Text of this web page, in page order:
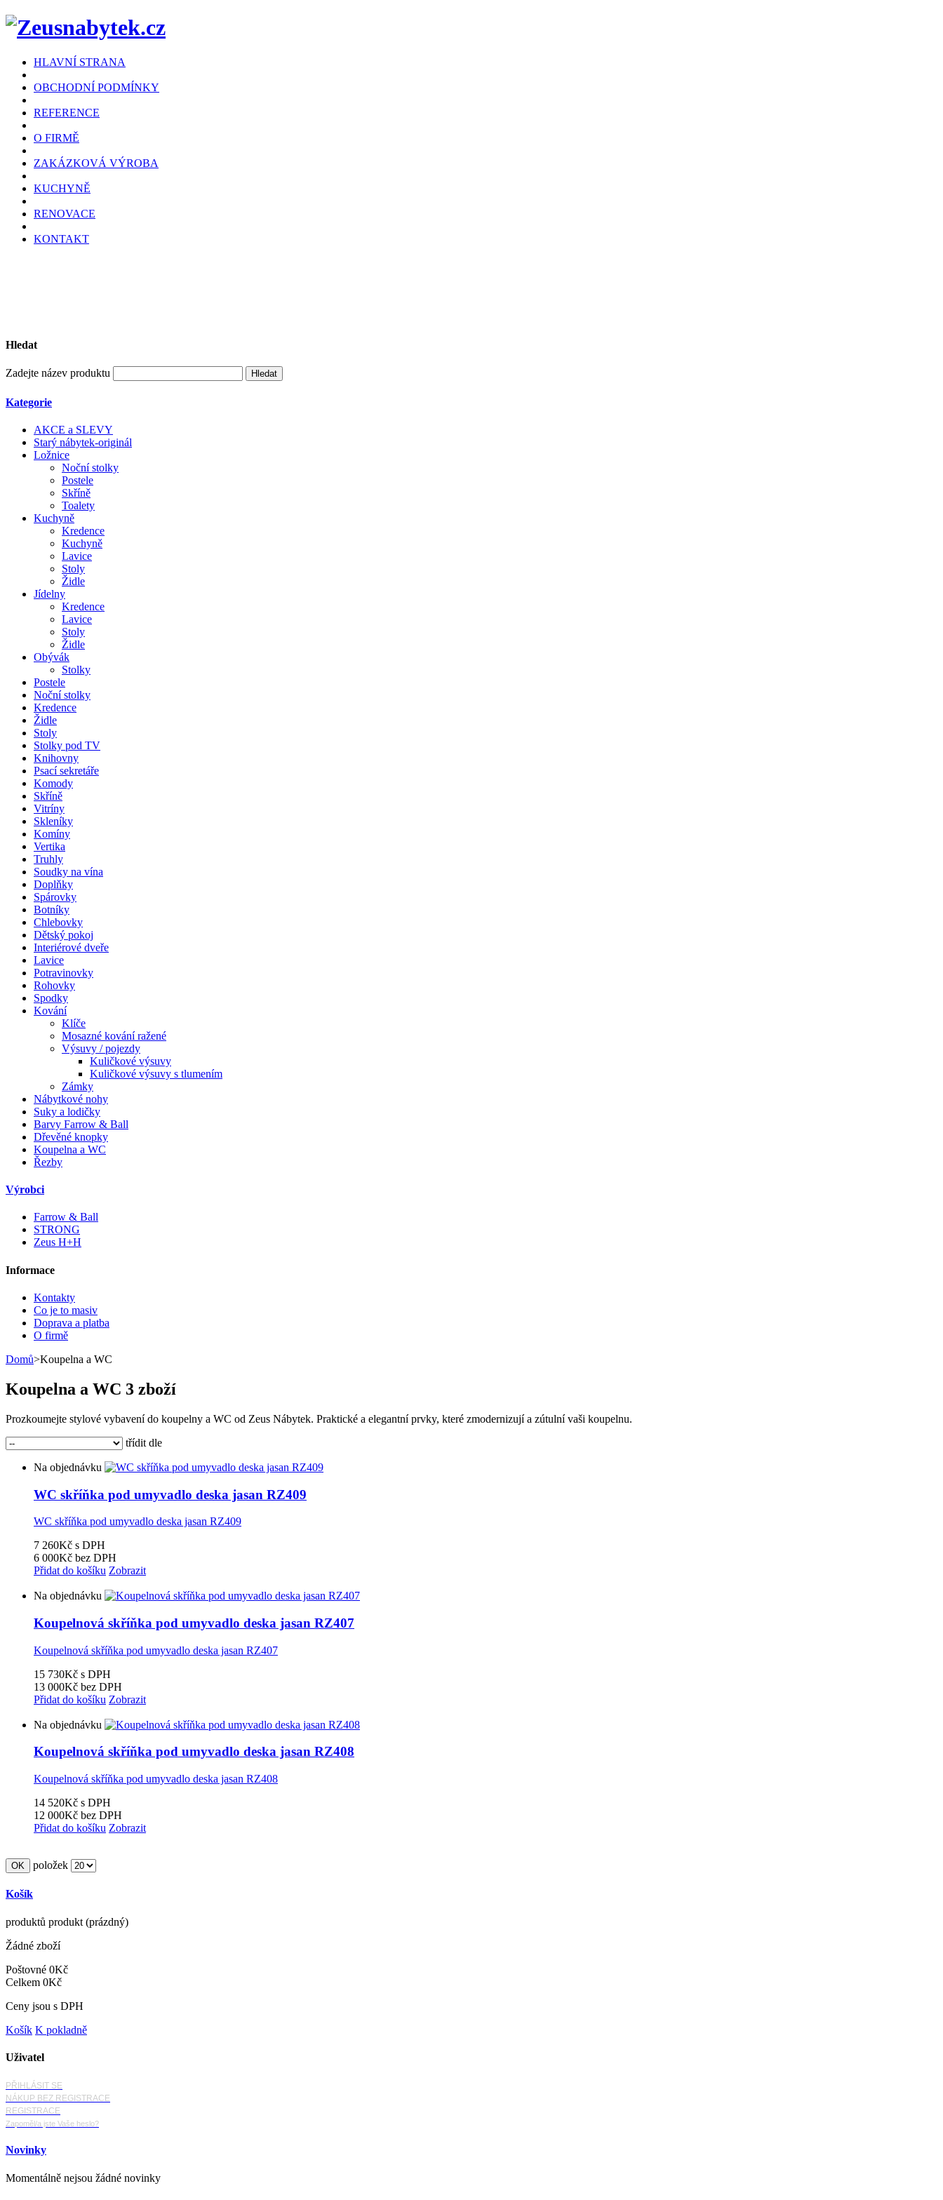
HLAVNÍ STRANA
OBCHODNÍ PODMÍNKY
REFERENCE
O FIRMĚ
ZAKÁZKOVÁ VÝROBA
KUCHYNĚ
RENOVACE
KONTAKT
Hledat
Zadejte název produktu
Kategorie
AKCE a SLEVY
Starý nábytek-originál
Ložnice
Noční stolky
Postele
Skříně
Toalety
Kuchyně
Kredence
Kuchyně
Lavice
Stoly
Židle
Jídelny
Kredence
Lavice
Stoly
Židle
Obývák
Stolky
Postele
Noční stolky
Kredence
Židle
Stoly
Stolky pod TV
Knihovny
Psací sekretáře
Komody
Skříně
Vitríny
Skleníky
Komíny
Vertika
Truhly
Soudky na vína
Doplňky
Spárovky
Botníky
Chlebovky
Dětský pokoj
Interiérové dveře
Lavice
Potravinovky
Rohovky
Spodky
Kování
Klíče
Mosazné kování ražené
Výsuvy / pojezdy
Kuličkové výsuvy
Kuličkové výsuvy s tlumením
Zámky
Nábytkové nohy
Suky a lodičky
Barvy Farrow & Ball
Dřevěné knopky
Koupelna a WC
Řezby
Výrobci
Farrow & Ball
STRONG
Zeus H+H
Informace
Kontakty
Co je to masiv
Doprava a platba
O firmě
Domů>Koupelna a WC
Koupelna a WC 3 zboží
Prozkoumejte stylové vybavení do koupelny a WC od Zeus Nábytek. Praktické a elegantní prvky, které zmodernizují a zútulní vaši koupelnu.
třídit dle
Na objednávku
WC skříňka pod umyvadlo deska jasan RZ409
WC skříňka pod umyvadlo deska jasan RZ409
7 260Kč s DPH
6 000Kč bez DPH
Přidat do košíku Zobrazit
Na objednávku
Koupelnová skříňka pod umyvadlo deska jasan RZ407
Koupelnová skříňka pod umyvadlo deska jasan RZ407
15 730Kč s DPH
13 000Kč bez DPH
Přidat do košíku Zobrazit
Na objednávku
Koupelnová skříňka pod umyvadlo deska jasan RZ408
Koupelnová skříňka pod umyvadlo deska jasan RZ408
14 520Kč s DPH
12 000Kč bez DPH
Přidat do košíku Zobrazit
položek
Košík
produktů produkt (prázdný)
Žádné zboží
Poštovné 0Kč
Celkem 0Kč
Ceny jsou s DPH
Košík K pokladně
Uživatel
PŘIHLÁSIT SE
NÁKUP BEZ REGISTRACE
REGISTRACE
Zapoměl/a jste Vaše heslo?
Novinky
Momentálně nejsou žádné novinky